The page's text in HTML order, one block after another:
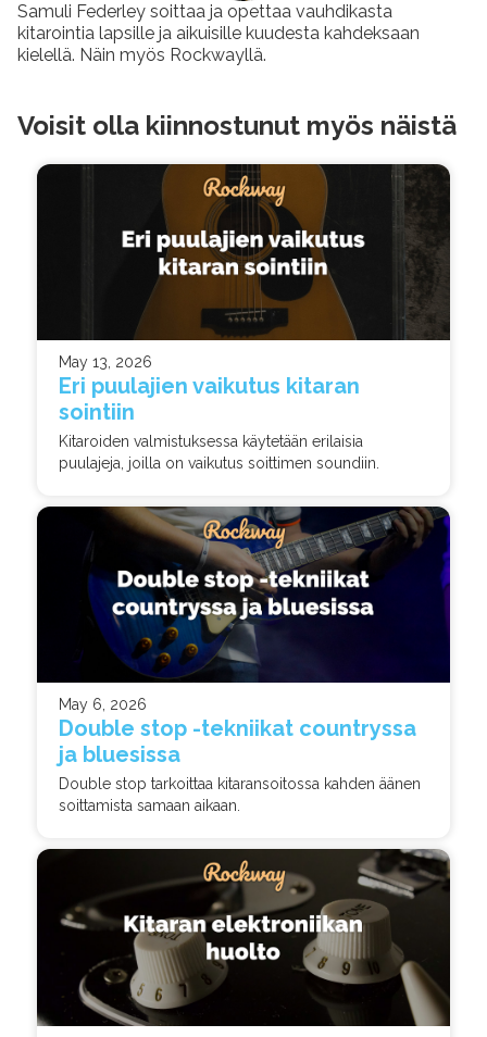
Samuli Federley soittaa ja opettaa vauhdikasta
kitarointia lapsille ja aikuisille kuudesta kahdeksaan
kielellä. Näin myös Rockwayllä.
Voisit olla kiinnostunut myös näistä
May 13, 2026
Eri puulajien vaikutus kitaran
sointiin
Kitaroiden valmistuksessa käytetään erilaisia
puulajeja, joilla on vaikutus soittimen soundiin.
May 6, 2026
Double stop -tekniikat countryssa
ja bluesissa
Double stop tarkoittaa kitaransoitossa kahden äänen
soittamista samaan aikaan.